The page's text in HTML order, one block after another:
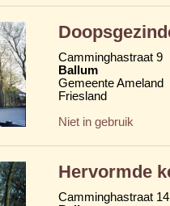
Camminghastraat 9
Ballum
Gemeente Ameland
Friesland
Niet in gebruik
Hervormde
Camminghastraat 14